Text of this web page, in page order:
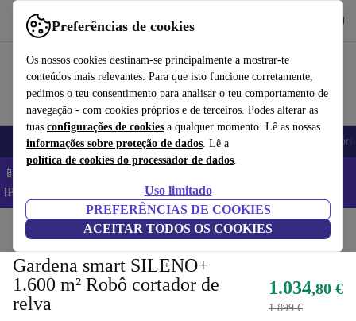
Preferências de cookies
Os nossos cookies destinam-se principalmente a mostrar-te
conteúdos mais relevantes. Para que isto funcione corretamente,
pedimos o teu consentimento para analisar o teu comportamento de
navegação - com cookies próprios e de terceiros. Podes alterar as
tuas configurações de cookies a qualquer momento. Lê as nossas
informações sobre proteção de dados. Lê a
política de cookies do processador de dados.
Uso limitado
PREFERÊNCIAS DE COOKIES
ACEITAR TODOS OS COOKIES
Use o refurbed de forma rápida e fácil
Telemóveis Computadores Portáteis Tablets
📱 Poupa 5% EXTRA em todos os iPhones – Código:
IPHONEDEAL –
Início Jardim Corta-relva
Gardena smart SILENO+
1.600 m² Robô cortador de
relva
1.034,80 €
1.899 €